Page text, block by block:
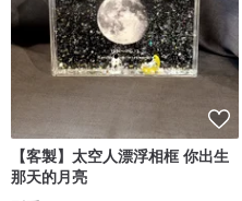
【客製】太空人漂浮相框 你出生
那天的月亮